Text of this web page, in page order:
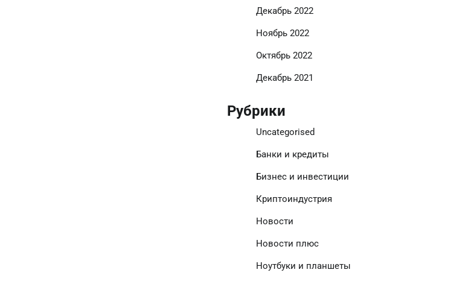
Декабрь 2022
Ноябрь 2022
Октябрь 2022
Декабрь 2021
Рубрики
Uncategorised
Банки и кредиты
Бизнес и инвестиции
Криптоиндустрия
Новости
Новости плюс
Ноутбуки и планшеты